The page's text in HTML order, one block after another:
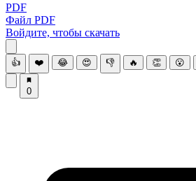
PDF
Файл PDF
Войдите, чтобы скачать
👍 ❤️ 😂 😍 👎 🔥 👏 😮
0